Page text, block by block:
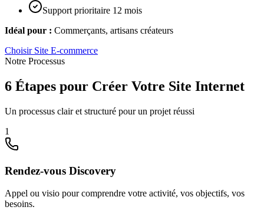
Support prioritaire 12 mois
Idéal pour : Commerçants, artisans créateurs
Choisir Site E-commerce
Notre Processus
6 Étapes pour Créer Votre Site Internet
Un processus clair et structuré pour un projet réussi
1
Rendez-vous Discovery
Appel ou visio pour comprendre votre activité, vos objectifs, vos
besoins.